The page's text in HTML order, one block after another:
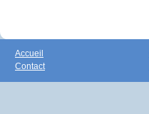
Accueil
Contact